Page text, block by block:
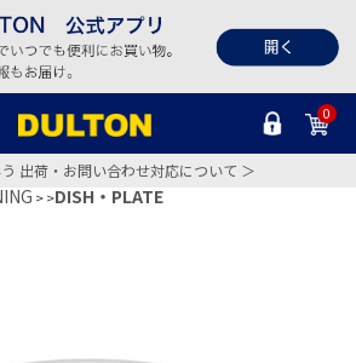
0
出荷・お問い合わせ対応について ＞
>DISH・PLATE